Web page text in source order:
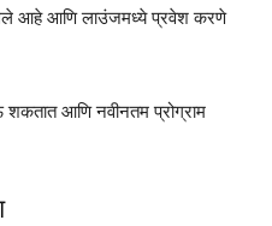
आहे आणि लाउंजमध्ये प्रवेश करणे
शकतात आणि नवीनतम प्रोग्राम